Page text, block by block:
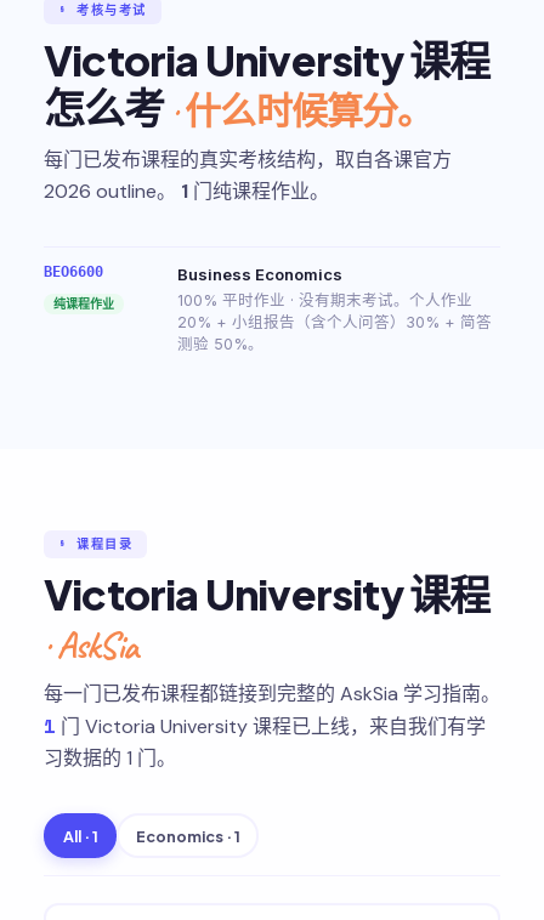
§ 考核与考试
Victoria University 课程
怎么考 · 什么时候算分。
每门已发布课程的真实考核结构，取自各课官方
2026 outline。 1 门纯课程作业。
BEO6600
纯课程作业
Business Economics
100% 平时作业 · 没有期末考试。个人作业
20% + 小组报告（含个人问答）30% + 简答
测验 50%。
§ 课程目录
Victoria University 课程
· AskSia
每一门已发布课程都链接到完整的 AskSia 学习指南。
1 门 Victoria University 课程已上线，来自我们有学
习数据的 1 门。
All · 1 Economics · 1